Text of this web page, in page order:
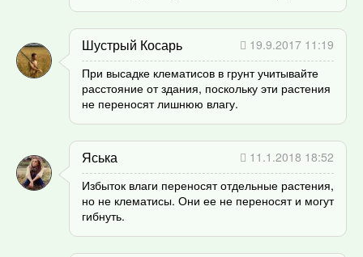
Шустрый Косарь
19.9.2017 11:19
При высадке клематисов в грунт учитывайте
расстояние от здания, поскольку эти растения
не переносят лишнюю влагу.
Яська
11.1.2018 18:52
Избыток влаги переносят отдельные растения,
но не клематисы. Они ее не переносят и могут
гибнуть.